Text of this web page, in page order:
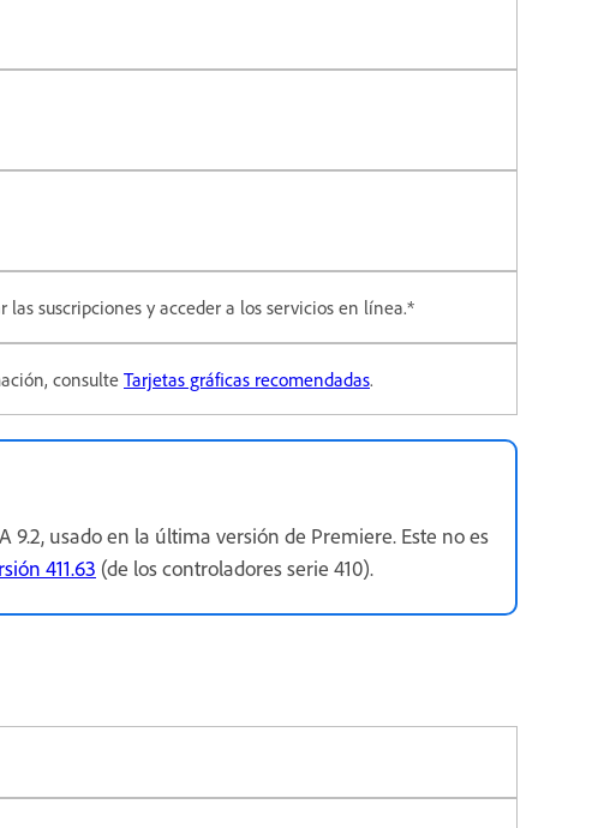
suscripciones y acceder a los servicios en línea.*
consulte Tarjetas gráficas recomendadas.
usado en la última versión de Premiere. Este no es
411.63 (de los controladores serie 410).